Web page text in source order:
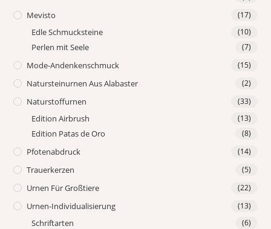
Mevisto (17)
Edle Schmucksteine (10)
Perlen mit Seele (7)
Mode-Andenkenschmuck (15)
Natursteinurnen Aus Alabaster (2)
Naturstoffurnen (33)
Edition Airbrush (13)
Edition Patas de Oro (8)
Pfotenabdruck (14)
Trauerkerzen (5)
Urnen Für Großtiere (22)
Urnen-Individualisierung (13)
Schriftarten (6)